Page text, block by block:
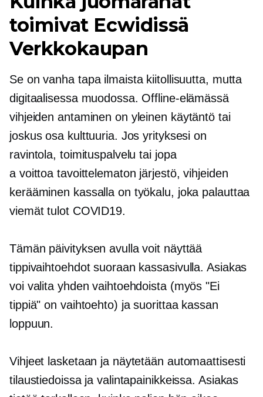
toimivat Ecwidissä
Verkkokaupan
Se on vanha tapa ilmaista kiitollisuutta, mutta
digitaalisessa muodossa. Offline-elämässä
vihjeiden antaminen on yleinen käytäntö tai
joskus osa kulttuuria. Jos yrityksesi on
ravintola, toimituspalvelu tai jopa
a voittoa tavoittelematon järjestö, vihjeiden
kerääminen kassalla on työkalu, joka palauttaa
viemät tulot COVID19.
Tämän päivityksen avulla voit näyttää
tippivaihtoehdot suoraan kassasivulla. Asiakas
voi valita yhden vaihtoehdoista (myös "Ei
tippiä" on vaihtoehto) ja suorittaa kassan
loppuun.
Vihjeet lasketaan ja näytetään automaattisesti
tilaustiedoissa ja valintapainikkeissa. Asiakas